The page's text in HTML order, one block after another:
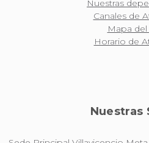
Nuestras
Canales de
Mapa
Horario de
Nuestras